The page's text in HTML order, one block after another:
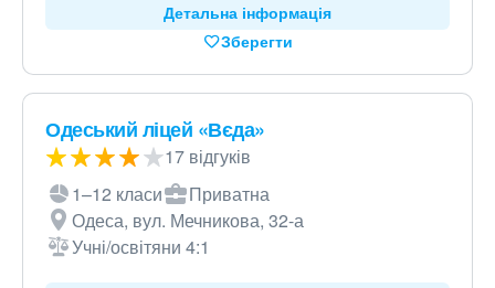
Детальна інформація
Зберегти
Одеський ліцей «Вєда»
17 відгуків
1–12 класи
Приватна
Одеса, вул. Мечникова, 32-а
Учні/освітяни 4:1